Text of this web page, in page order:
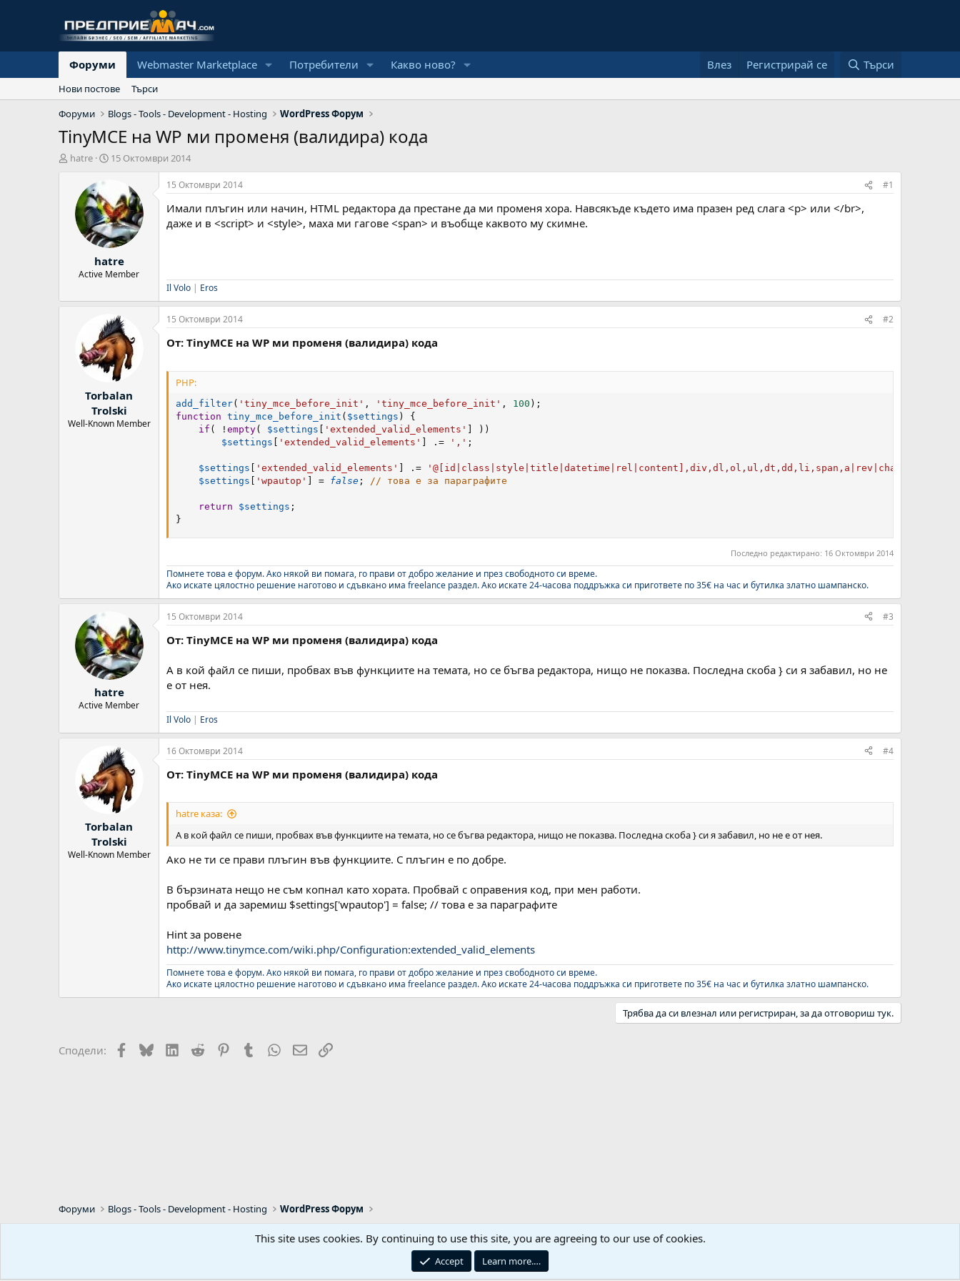
Форуми Webmaster Marketplace Потребители Какво ново? Влез Регистрирай се Търси
Нови постове
Търси
Форуми
Blogs - Tools - Development - Hosting WordPress Форум
TinyMCE на WP ми променя (валидира) кода
А
hatre
Н
л
н
а
д
а
т
15 Октомври 2014
hatre
Active Member
15 Октомври 2014 #1
Имали плъгин или начин, HTML редактора да престане да ми променя хора. Навсякъде където има празен ред слага <p> или </br>,
даже и в <script> и <style>, маха ми гагове <span> и въобще каквото му скимне.
Il Volo | Eros
Torbalan
Trolski
Well-Known Member
15 Октомври 2014 #2
От: TinyMCE на WP ми променя (валидира) кода
PHP:
add_filter( 'tiny_mce_before_init' , 'tiny_mce_before_init' , 100 ) ;
function tiny_mce_before_init ( $settings )
{
if ( ! empty( $settings [ 'extended_valid_elements' ] ) )
$settings [ 'extended_valid_elements' ] . = ',' ;
$settings [ 'extended_valid_elements' ] . =
$settings [ 'wpautop' ] = false ; // това е за параграфите
return $settings ;
}
Последно редактирано: 16 Октомври 2014
Помнете това е форум. Ако някой ви помага, го прави от добро желание и през свободното си време.
Ако искате цялостно решение наготово и сдъвкано има freelance раздел. Ако искате 24-часова поддръжка си пригответе по 35€ на час и бутилка златно шампанско.
hatre
Active Member
15 Октомври 2014 #3
От: TinyMCE на WP ми променя (валидира) кода
А в кой файл се пиши, пробвах във функциите на темата, но се бъгва редактора, нищо не показва. Последна скоба } си я забавил, но не
е от нея.
Il Volo | Eros
Torbalan
Trolski
Well-Known Member
16 Октомври 2014 #4
От: TinyMCE на WP ми променя (валидира) кода
hatre каза:
А в кой файл се пиши, пробвах във функциите на темата, но се бъгва редактора, нищо не показва. Последна скоба } си я забавил, но не е от нея.
Ако не ти се прави плъгин във функциите. С плъгин е по добре.
В бързината нещо не съм копнал като хората. Пробвай с оправения код, при мен работи.
пробвай и да заремиш $settings['wpautop'] = false; // това е за параграфите
Hint за ровене
http://www.tinymce.com/wiki.php/Configuration:extended_valid_elements
Помнете това е форум. Ако някой ви помага, го прави от добро желание и през свободното си време.
Ако искате цялостно решение наготово и сдъвкано има freelance раздел. Ако искате 24-часова поддръжка си пригответе по 35€ на час и бутилка златно шампанско.
Трябва да си влезнал или регистриран, за да отговориш тук.
Сподели: Facebook
BlueskyLinkedIn
Reddit PinterestTumblr WhatsApp
EmailLink
Форуми Blogs - Tools - Development - Hosting WordPress Форум
Реклама / Advertising Контакти Общи правила Декларация за поверителност
Predpriemach.com © 2006-2026. Hosting by:
This site uses cookies. By continuing to use this site, you are agreeing to our use of cookies.
Accept Learn more.…